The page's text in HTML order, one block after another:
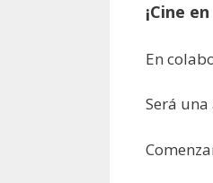
¡Cine
En
Será